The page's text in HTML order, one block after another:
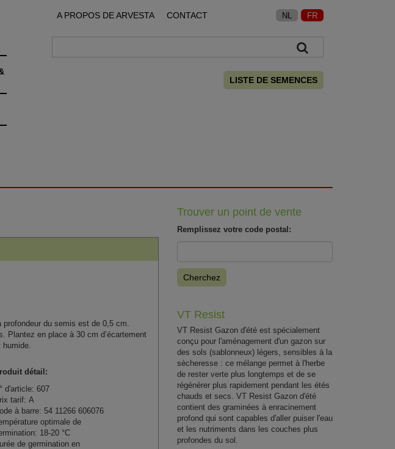
A PROPOS DE ARVESTA CONTACT NL FR
LISTE DE SEMENCES
profondeur du semis est de 0,5 cm.
Plantez en place à 30 cm d’écartement
humide.
détail:
d'article: 607
tarif: A
à barre: 54 11266 606076
optimale de
18-20 °C
de germination en
Trouver un point de vente
Remplissez votre code postal:
Cherchez
VT Resist
VT Resist Gazon d'été est spécialement
conçu pour l'aménagement d'un gazon sur
des sols (sablonneux) légers, sensibles à la
sècheresse : ce mélange permet à l'herbe
de rester verte plus longtemps et de se
régénérer plus rapidement pendant les étés
chauds et secs. VT Resist Gazon d'été
contient des graminées à enracinement
profond qui sont capables d'aller puiser l'eau
et les nutriments dans les couches plus
profondes du sol.